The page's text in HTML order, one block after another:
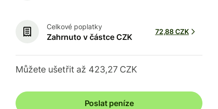
Celkové poplatky
Zahrnuto v částce CZK
72,88 CZK
Můžete ušetřit až 423,27 CZK
Poslat peníze